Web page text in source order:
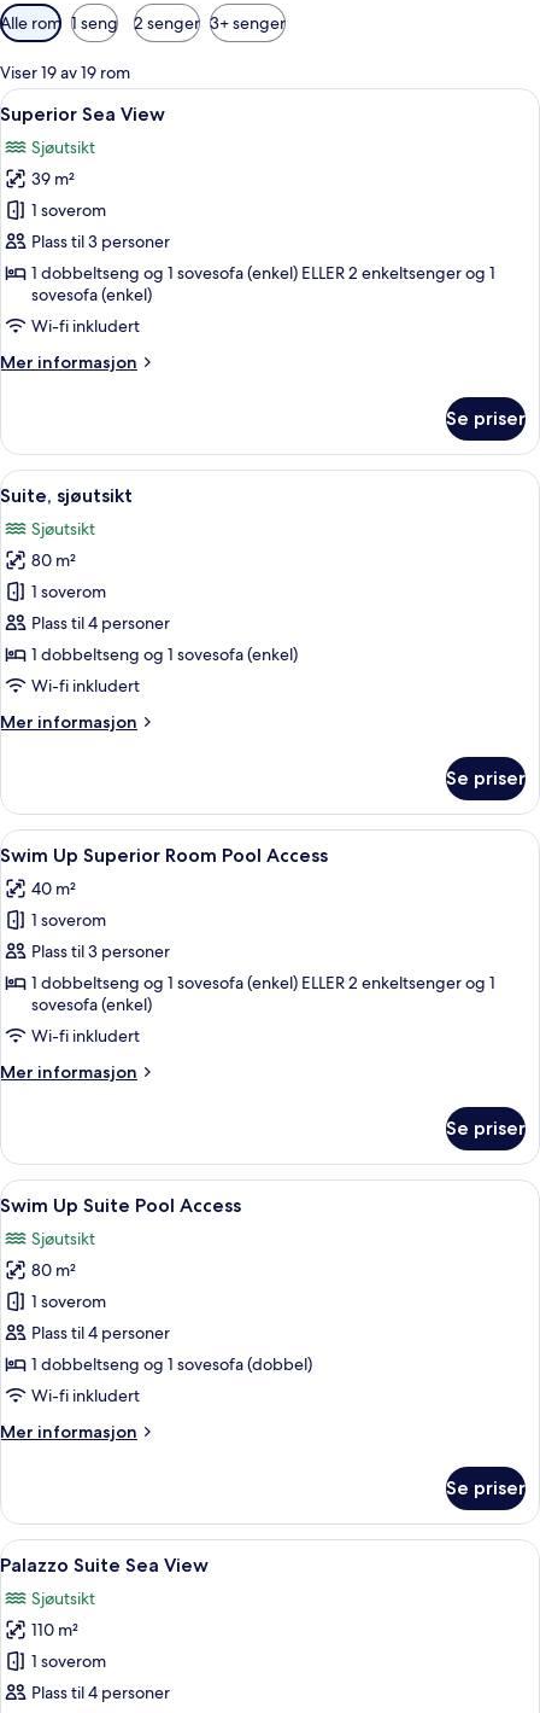
Tilgjengelige
filtre
for
rom
Alle rom 1 seng 2 senger 3+ senger
Viser 19 av 19 rom
Åpne
alle
bildene
av
Superior
Sea
View
Sengetøy av topp kvalitet, minibar,
5
Superior Sea View
Sjøutsikt
39 m²
1 soverom
Plass til 3 personer
1 dobbeltseng og 1 sovesofa (enkel) ELLER 2 enkeltsenger og 1
sovesofa (enkel)
Wi-fi inkludert
Mer informasjon
Mer
Sea
View
Se priser
Åpne
alle
bildene
av
Suite,
sjøutsikt
Suite, sjøutsikt | Sengetøy av topp
5
Suite, sjøutsikt
Sjøutsikt
80 m²
1 soverom
Plass til 4 personer
1 dobbeltseng og 1 sovesofa (enkel)
Wi-fi inkludert
Mer informasjon
Mer
sjøutsikt
Se priser
Åpne
alle
bildene
av
Swim
Up
Superior
Room
Pool
Swim Up Superior Room Pool
5
Swim Up Superior Room Pool Access
40 m²
1 soverom
Plass til 3 personer
1 dobbeltseng og 1 sovesofa (enkel) ELLER 2 enkeltsenger og 1
sovesofa (enkel)
Wi-fi inkludert
Mer informasjon
Mer
Up
Superior
Room
Access
Se priser
Åpne
alle
bildene
av
Swim
Up
Suite
Pool
Swim Up Suite Pool Access |
5
Swim Up Suite Pool Access
Sjøutsikt
80 m²
1 soverom
Plass til 4 personer
1 dobbeltseng og 1 sovesofa (dobbel)
Wi-fi inkludert
Mer informasjon
Mer
Up
Suite
Pool
Se priser
Åpne
alle
bildene
av
Palazzo
Suite
Palazzo Suite Sea View | Sengetøy
5
Palazzo Suite Sea View
Sjøutsikt
110 m²
1 soverom
Plass til 4 personer